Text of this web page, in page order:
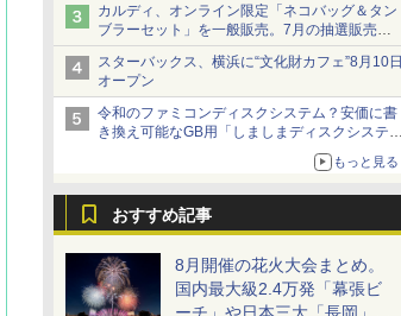
カルディ、オンライン限定「ネコバッグ＆タン
ブラーセット」を一般販売。7月の抽選販売の
当選無効分
スターバックス、横浜に“文化財カフェ”8月10日
オープン
令和のファミコンディスクシステム？安価に書
き換え可能なGB用「しましまディスクシステ
もっと見る
おすすめ記事
8月開催の花火大会まとめ。
国内最大級2.4万発「幕張ビ